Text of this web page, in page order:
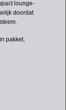
lounge-
doordat
pakket,